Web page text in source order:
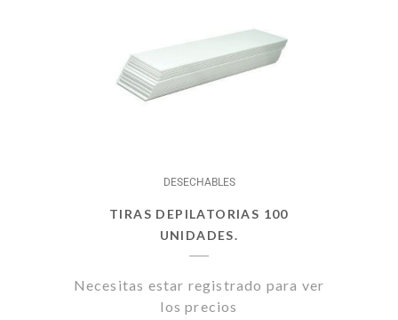
DESECHABLES
TIRAS DEPILATORIAS 100
UNIDADES.
Necesitas estar registrado para ver
los precios